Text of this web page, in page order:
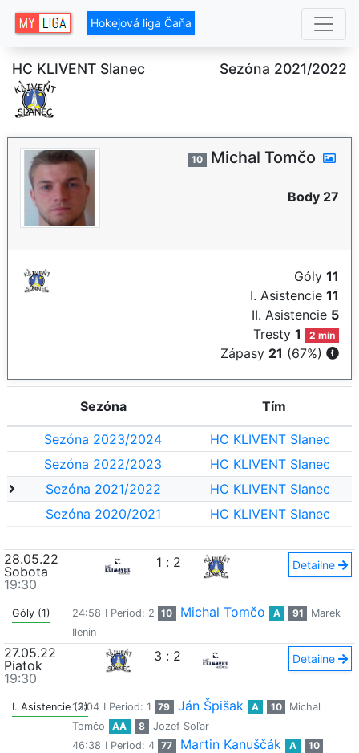
Hokejová liga Čaňa
HC KLIVENT Slanec Sezóna 2021/2022
10 Michal Tomčo
Body 27
Góly 11
I. Asistencie 11
II. Asistencie 5
Tresty1 2 min
Zápasy 21 (67%)
Sezóna Tím
Sezóna 2023/2024
HC KLIVENT Slanec
Sezóna 2022/2023
HC KLIVENT Slanec
Sezóna 2021/2022
HC KLIVENT Slanec
Sezóna 2020/2021
HC KLIVENT Slanec
28.05.22
Sobota
19:30
1 : 2 Detailne
Góly (1) 24:58 I Period: 2 10 Michal Tomčo A 91
Marek
Ilenin
27.05.22
Piatok
19:30
3 : 2 Detailne
I. Asistencie (2)
13:04 I Period: 1 79 Ján Špišak A 10
Michal
Tomčo
AA 8
Jozef Soľar
46:38 I Period: 4 77 Martin Kanuščák A
10